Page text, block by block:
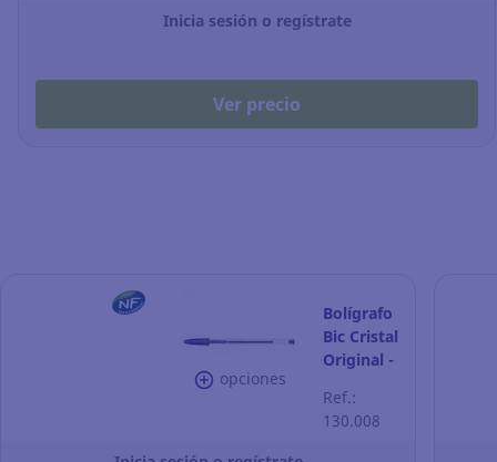
Inicia sesión o regístrate
Ver precio
opciones
Bolígrafo
Bic Cristal
Original -
Ref.:
130.008